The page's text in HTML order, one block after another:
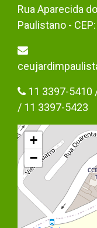
Rua Aparecida
Paulistano -
11 3397-5410
/ 11 3397-5423
+
−